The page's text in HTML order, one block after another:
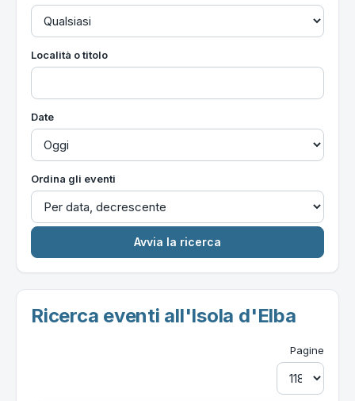
Località o titolo
Date
Ordina gli eventi
Ricerca eventi all'Isola d'Elba
Pagine